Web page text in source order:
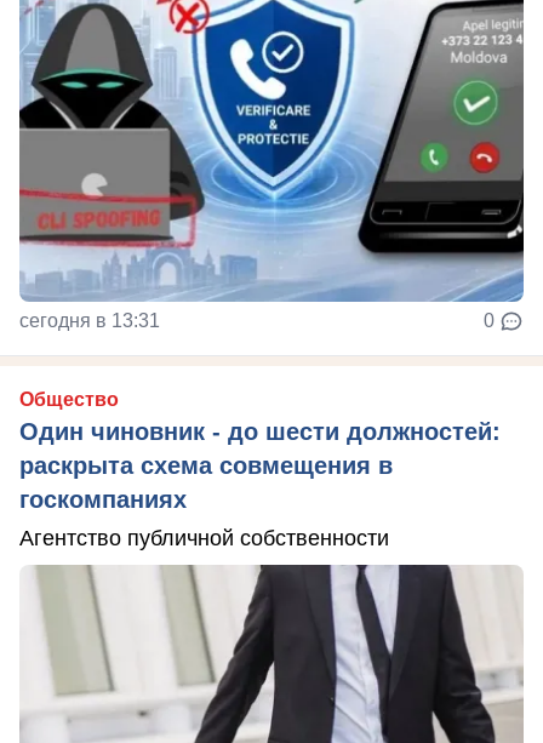
сегодня в 13:31 0
Общество
Один чиновник - до шести должностей:
раскрыта схема совмещения в
госкомпаниях
Агентство публичной собственности